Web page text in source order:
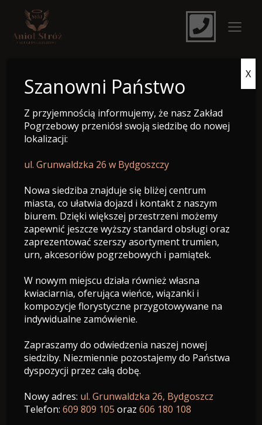
e-Nekrolog
Śp. Jan Wybrański
22.06.1954 - 03.08.2024
Wiek: 70 lat
Data pogrzebu:07.08.2024
Różaniec:godzina 10:30
Msza Święta:07.08.2024 o godz. 11:00 Parafia
Szanowni Państwo
Z przyjemnością informujemy, że nasz Zakład
Pogrzebowy przeniósł swoją siedzibę do nowej
lokalizacji:
ul. Grunwaldzka 26 w Bydgoszczy
Nowa siedziba znajduje się bliżej centrum
miasta, co ułatwia dojazd i kontakt z naszym
biurem. Dzięki większej przestrzeni możemy
zapewnić jeszcze wyższy standard obsługi oraz
zaprezentować szerszy asortyment trumien,
urn, akcesoriów pogrzebowych i pamiątek.
W nowym miejscu działa również własna
kwiaciarnia, oferująca wieńce, wiązanki i
kompozycje florystyczne przygotowywane na
indywidualne zamówienie.
Zapraszamy do odwiedzenia naszej nowej
siedziby. Niezmiennie pozostajemy do Państwa
dyspozycji przez całą dobę.
Nowy adres: ul. Grunwaldzka 26, Bydgoszcz
Telefon:609 809 105 oraz606 180 108
X